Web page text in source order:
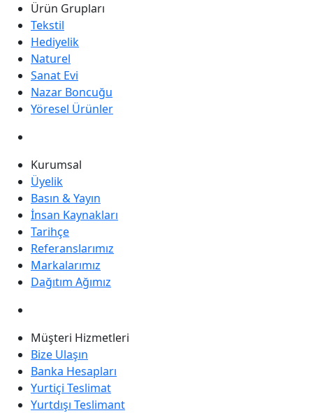
Ürün Grupları
Tekstil
Hediyelik
Naturel
Sanat Evi
Nazar Boncuğu
Yöresel Ürünler
Kurumsal
Üyelik
Basın & Yayın
İnsan Kaynakları
Tarihçe
Referanslarımız
Markalarımız
Dağıtım Ağımız
Müşteri Hizmetleri
Bize Ulaşın
Banka Hesapları
Yurtiçi Teslimat
Yurtdışı Teslimant